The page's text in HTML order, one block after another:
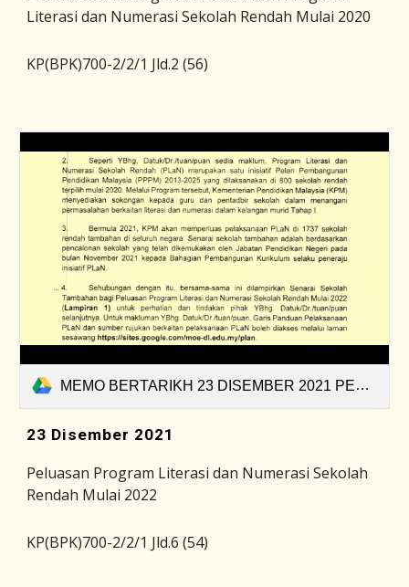
Literasi dan Numerasi Sekolah Rendah Mulai 2020
KP(BPK)700-2/2/1 Jld.2 (56)
MEMO BERTARIKH 23 DISEMBER 2021 PELUASAN PROGRAM LITERASI DAN NUMERASI SEKOLAH RENDAH MULAI TAHUN 2022 (2021-1640248638469).pdf
23 Disember 2021
Peluasan Program Literasi dan Numerasi Sekolah
Rendah Mulai 2022
KP(BPK)700-2/2/1 Jld.6 (54)